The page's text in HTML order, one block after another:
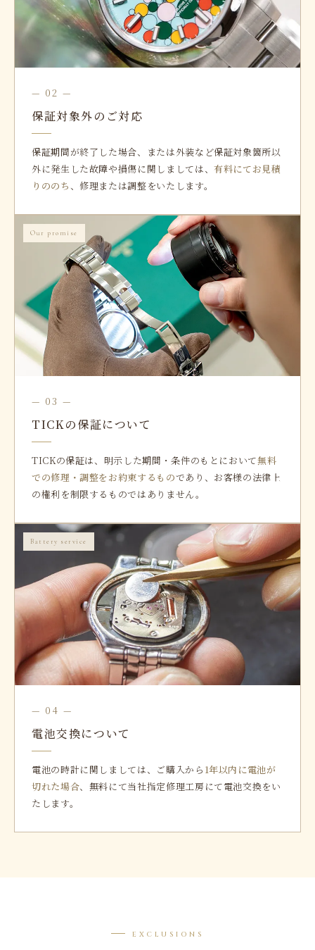
— 02 —
保証対象外のご対応
保証期間が終了した場合、または外装など保証対象箇所以
外に発生した故障や損傷に関しましては、有料にてお見積
りののち 、修理または調整をいたします。
Our promise
— 03 —
TICKの保証について
TICKの保証は、明示した期間・条件のもとにおいて無料
での修理・調整をお約束するものであり、お客様の法律上
の権利を制限するものではありません。
Battery service
— 04 —
電池交換について
電池の時計に関しましては、ご購入から 1年以内に電池が
切れた場合、無料にて当社指定修理工房にて電池交換をい
たします。
EXCLUSIONS